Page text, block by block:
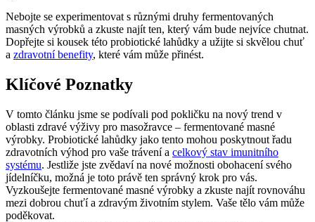
Nebojte se experimentovat s různými druhy fermentovaných
masných výrobků a zkuste najít ten, který vám bude nejvíce chutnat.
Dopřejte si kousek této probiotické lahůdky a užijte si skvělou chuť
a zdravotní benefity, které vám může přinést.
Klíčové Poznatky
V tomto článku jsme se podívali pod pokličku na nový trend v
oblasti zdravé výživy pro masožravce – fermentované masné
výrobky. Probiotické lahůdky jako tento mohou poskytnout řadu
zdravotních výhod pro vaše trávení a celkový stav imunitního
systému. Jestliže jste zvědaví na nové možnosti obohacení svého
jídelníčku, možná je toto právě ten správný krok pro vás.
Vyzkoušejte fermentované masné výrobky a zkuste najít rovnováhu
mezi dobrou chuťí a zdravým životním stylem. Vaše tělo vám může
poděkovat.